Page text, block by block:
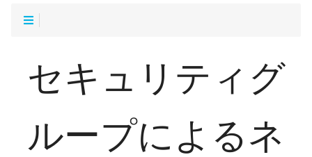
セキュリティグ
ループによるネ